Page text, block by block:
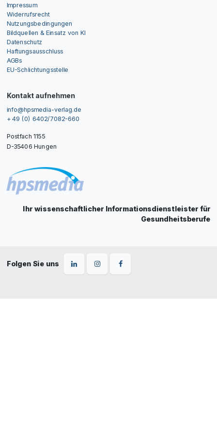
Impressum
Widerrufsrecht
Nutzungsbedingungen
Bildquellen & Einsatz von KI
Datenschutz
Haftungsausschluss
AGBs
EU-Schlichtungsstelle
Kontakt aufnehmen
info@hpsmedia-verlag.de
+ 49 (0) 6402/7082-660
Postfach 1155
D-35406 Hungen
Ihr wissenschaftlicher Informationsdienstleister für
Gesundheitsberufe
Folgen Sie uns